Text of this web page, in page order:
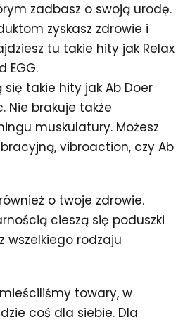
zadbasz o swoją urodę.
zyskasz zdrowie i
tu takie hity jak Relax
EGG.
takie hity jak Ab Doer
Nie brakuje także
muskulatury. Możesz
vibroaction, czy Ab
o twoje zdrowie.
cieszą się poduszki
wszelkiego rodzaju
towary, w
coś dla siebie. Dla